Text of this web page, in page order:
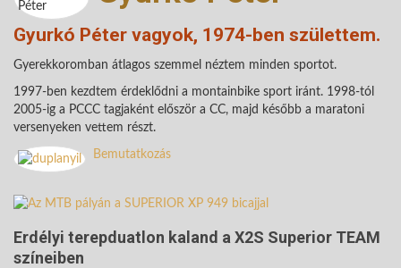
Gyurkó Péter vagyok, 1974-ben születtem.
Gyerekkoromban átlagos szemmel néztem minden sportot.
1997-ben kezdtem érdeklődni a montainbike sport iránt. 1998-tól
2005-ig a PCCC tagjaként először a CC, majd később a maratoni
versenyeken vettem részt.
Bemutatkozás
Erdélyi terepduatlon kaland a X2S Superior TEAM
színeiben